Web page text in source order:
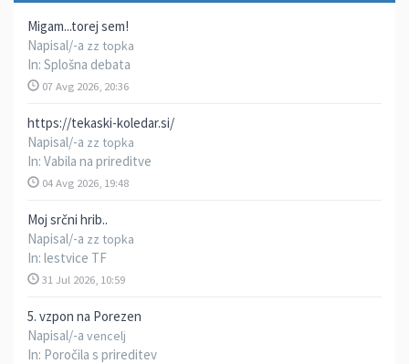
Migam...torej sem!
Napisal/-a zz topka
In: Splošna debata
07 Avg 2026, 20:36
https://tekaski-koledar.si/
Napisal/-a zz topka
In: Vabila na prireditve
04 Avg 2026, 19:48
Moj srčni hrib..
Napisal/-a zz topka
In: lestvice TF
31 Jul 2026, 10:59
5. vzpon na Porezen
Napisal/-a vencelj
In: Poročila s prireditev